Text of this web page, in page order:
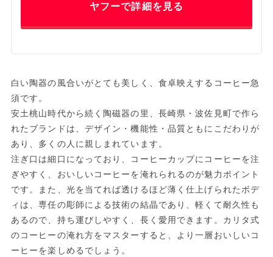
ヤフーで詳細を見る
白い陶器の風合いがとても美しく、食卓映えするコーヒー急
須です。
安土桃山時代から続く陶磁器の里、長崎県・波佐見町で作ら
れたブランドは、デザイン・機能性・品質ともにこだわりが
あり、多くの人に親しまれています。
注ぎ口は細口になっており、コーヒーカップにコーヒーを注
ぎやすく、おいしいコーヒーを淹れられるのが魅力ポイント
です。また、光を当てれば透けるほど薄く仕上げられたボデ
ィは、専任の彫師による技術の結晶であり、軽くて耐久性も
あるので、持ち運びしやすく、長く愛用できます。カリタ式
のコーヒーの淹れ方をマスターすると、より一層おいしいコ
ーヒーを楽しめるでしょう。